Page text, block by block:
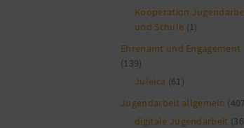
Kooperation
und Schule (1)
Ehrenamt und Engagement
(139)
Juleica (61)
Jugendarbeit allgemein
digitale Jugendarbeit